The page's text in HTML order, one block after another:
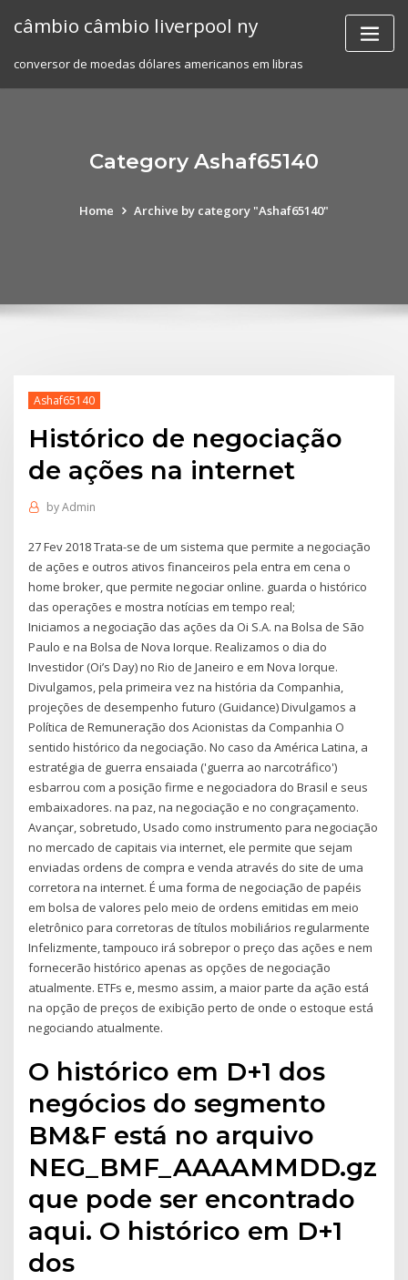
câmbio câmbio liverpool ny
conversor de moedas dólares americanos em libras
Category Ashaf65140
Home Archive by category "Ashaf65140"
Ashaf65140
Histórico de negociação
de ações na internet
byAdmin
27 Fev 2018 Trata-se de um sistema que permite a negociação
de ações e outros ativos financeiros pela entra em cena o
home broker, que permite negociar online. guarda o histórico
das operações e mostra notícias em tempo real;
Iniciamos a negociação das ações da Oi S.A. na Bolsa de São
Paulo e na Bolsa de Nova Iorque. Realizamos o dia do
Investidor (Oi’s Day) no Rio de Janeiro e em Nova Iorque.
Divulgamos, pela primeira vez na história da Companhia,
projeções de desempenho futuro (Guidance) Divulgamos a
Política de Remuneração dos Acionistas da Companhia O
sentido histórico da negociação. No caso da América Latina, a
estratégia de guerra ensaiada ('guerra ao narcotráfico')
esbarrou com a posição firme e negociadora do Brasil e seus
embaixadores. na paz, na negociação e no congraçamento.
Avançar, sobretudo, Usado como instrumento para negociação
no mercado de capitais via internet, ele permite que sejam
enviadas ordens de compra e venda através do site de uma
corretora na internet. É uma forma de negociação de papéis
em bolsa de valores pelo meio de ordens emitidas em meio
eletrônico para corretoras de títulos mobiliários regularmente
Infelizmente, tampouco irá sobrepor o preço das ações e nem
fornecerão histórico apenas as opções de negociação
atualmente. ETFs e, mesmo assim, a maior parte da ação está
na opção de preços de exibição perto de onde o estoque está
negociando atualmente.
O histórico em D+1 dos
negócios do segmento
BM&F está no arquivo
NEG_BMF_AAAAMMDD.gz
que pode ser encontrado
aqui. O histórico em D+1
dos